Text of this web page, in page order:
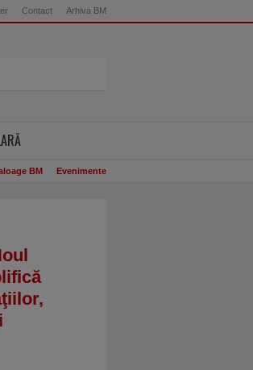
Contact Arhiva BM
BM Evenimente